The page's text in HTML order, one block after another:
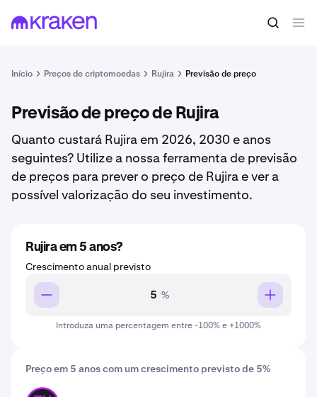
Início Preços de criptomoedas Rujira Previsão de preço
Previsão de preço de Rujira
Quanto custará Rujira em 2026, 2030 e anos
seguintes? Utilize a nossa ferramenta de previsão
de preços para prever o preço de Rujira e ver a
possível valorização do seu investimento.
Preço em 5 anos com um crescimento previsto de 5%
Rujira em 5 anos?
Crescimento anual previsto
%
Introduza uma percentagem entre -100% e +1000%